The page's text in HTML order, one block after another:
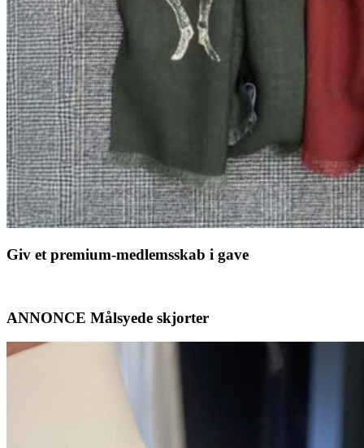
Giv et premium-medlemsskab i gave
ANNONCE Målsyede skjorter